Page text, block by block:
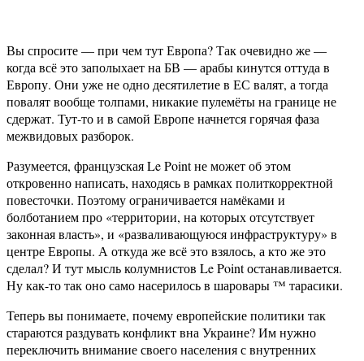
Вы спросите — при чем тут Европа? Так очевидно же —
когда всё это заполыхает на БВ — арабы кинутся оттуда в
Европу. Они уже не одно десятилетие в ЕС валят, а тогда
повалят вообще толпами, никакие пулемёты на границе не
сдержат. Тут-то и в самой Европе начнется горячая фаза
межвидовых разборок.
Разумеется, французская Le Point не может об этом
откровенно написать, находясь в рамках политкорректной
повесточки. Поэтому ограничивается намёками и
болботанием про «территории, на которых отсутствует
законная власть», и «разваливающуюся инфраструктуру» в
центре Европы. А откуда же всё это взялось, а кто же это
сделал? И тут мысль колумнистов Le Point останавливается.
Ну как-то так оно само насерилось в шаровары ™ тарасики.
Теперь вы понимаете, почему европейские политики так
стараются раздувать конфликт вна Украине? Им нужно
переключить внимание своего населения с внутренних